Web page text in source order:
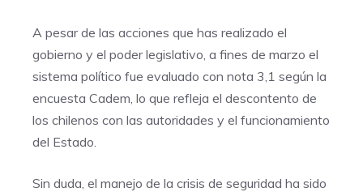
A pesar de las acciones que has realizado el
gobierno y el poder legislativo, a fines de marzo el
sistema político fue evaluado con nota 3,1 según la
encuesta Cadem, lo que refleja el descontento de
los chilenos con las autoridades y el funcionamiento
del Estado.
Sin duda, el manejo de la crisis de seguridad ha sido